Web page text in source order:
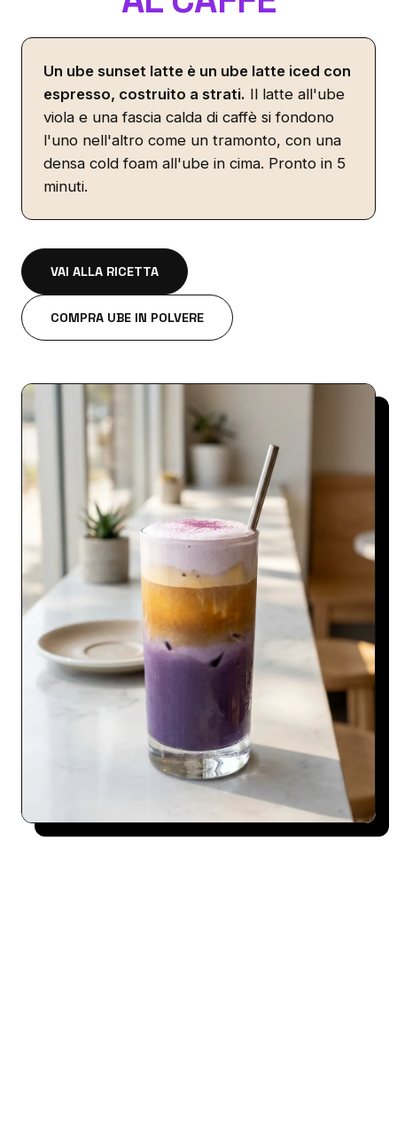
Un ube sunset latte è un ube latte iced con
espresso, costruito a strati. Il latte all'ube
viola e una fascia calda di caffè si fondono
l'uno nell'altro come un tramonto, con una
densa cold foam all'ube in cima. Pronto in 5
minuti.
VAI ALLA RICETTA
COMPRA UBE IN POLVERE